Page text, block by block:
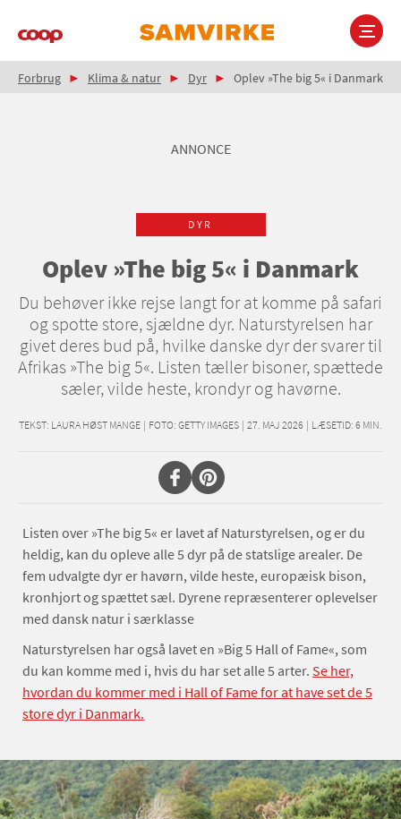
Main
Brødkrumme
Forbrug Klima & natur Dyr Oplev »The big 5« i Danmark
ANNONCE
DYR
Oplev »The big 5« i Danmark
Du behøver ikke rejse langt for at komme på safari
og spotte store, sjældne dyr. Naturstyrelsen har
givet deres bud på, hvilke danske dyr der svarer til
Afrikas »The big 5«. Listen tæller bisoner, spættede
sæler, vilde heste, krondyr og havørne.
TEKST: LAURA HØST MANGE | FOTO: GETTY IMAGES | 27. MAJ 2026 | LÆSETID: 6 MIN.
Listen over »The big 5« er lavet af Naturstyrelsen, og er du
heldig, kan du opleve alle 5 dyr på de statslige arealer. De
fem udvalgte dyr er havørn, vilde heste, europæisk bison,
kronhjort og spættet sæl. Dyrene repræsenterer oplevelser
med dansk natur i særklasse
Naturstyrelsen har også lavet en »Big 5 Hall of Fame«, som
du kan komme med i, hvis du har set alle 5 arter. Se her,
hvordan du kommer med i Hall of Fame for at have set de 5
store dyr i Danmark.